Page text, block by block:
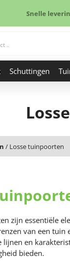
Snelle
Schuttingen
/ Losse tuinpoorten
zijn essentiële
van een tuin
lijnen en
bieden.